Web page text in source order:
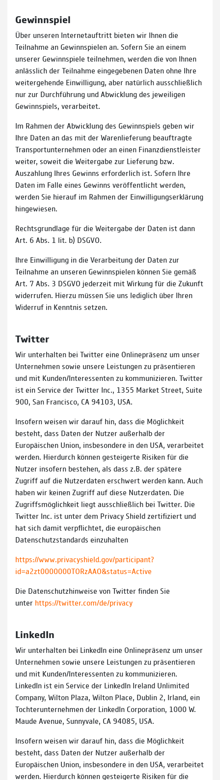
Gewinnspiel
Über unseren Internetauftritt bieten wir Ihnen die
Teilnahme an Gewinnspielen an. Sofern Sie an einem
unserer Gewinnspiele teilnehmen, werden die von Ihnen
anlässlich der Teilnahme eingegebenen Daten ohne Ihre
weitergehende Einwilligung, aber natürlich ausschließlich
nur zur Durchführung und Abwicklung des jeweiligen
Gewinnspiels, verarbeitet.
Im Rahmen der Abwicklung des Gewinnspiels geben wir
Ihre Daten an das mit der Warenlieferung beauftragte
Transportunternehmen oder an einen Finanzdienstleister
weiter, soweit die Weitergabe zur Lieferung bzw.
Auszahlung Ihres Gewinns erforderlich ist. Sofern Ihre
Daten im Falle eines Gewinns veröffentlicht werden,
werden Sie hierauf im Rahmen der Einwilligungserklärung
hingewiesen.
Rechtsgrundlage für die Weitergabe der Daten ist dann
Art. 6 Abs. 1 lit. b) DSGVO.
Ihre Einwilligung in die Verarbeitung der Daten zur
Teilnahme an unseren Gewinnspielen können Sie gemäß
Art. 7 Abs. 3 DSGVO jederzeit mit Wirkung für die Zukunft
widerrufen. Hierzu müssen Sie uns lediglich über Ihren
Widerruf in Kenntnis setzen.
Twitter
Wir unterhalten bei Twitter eine Onlinepräsenz um unser
Unternehmen sowie unsere Leistungen zu präsentieren
und mit Kunden/Interessenten zu kommunizieren. Twitter
ist ein Service der Twitter Inc., 1355 Market Street, Suite
900, San Francisco, CA 94103, USA.
Insofern weisen wir darauf hin, dass die Möglichkeit
besteht, dass Daten der Nutzer außerhalb der
Europäischen Union, insbesondere in den USA, verarbeitet
werden. Hierdurch können gesteigerte Risiken für die
Nutzer insofern bestehen, als dass z.B. der spätere
Zugriff auf die Nutzerdaten erschwert werden kann. Auch
haben wir keinen Zugriff auf diese Nutzerdaten. Die
Zugriffsmöglichkeit liegt ausschließlich bei Twitter. Die
Twitter Inc. ist unter dem Privacy Shield zertifiziert und
hat sich damit verpflichtet, die europäischen
Datenschutzstandards einzuhalten
https://www.privacyshield.gov/participant?
id=a2zt0000000TORzAAO&status=Active
Die Datenschutzhinweise von Twitter finden Sie
unter https://twitter.com/de/privacy
LinkedIn
Wir unterhalten bei LinkedIn eine Onlinepräsenz um unser
Unternehmen sowie unsere Leistungen zu präsentieren
und mit Kunden/Interessenten zu kommunizieren.
LinkedIn ist ein Service der LinkedIn Ireland Unlimited
Company, Wilton Plaza, Wilton Place, Dublin 2, Irland, ein
Tochterunternehmen der LinkedIn Corporation, 1000 W.
Maude Avenue, Sunnyvale, CA 94085, USA.
Insofern weisen wir darauf hin, dass die Möglichkeit
besteht, dass Daten der Nutzer außerhalb der
Europäischen Union, insbesondere in den USA, verarbeitet
werden. Hierdurch können gesteigerte Risiken für die